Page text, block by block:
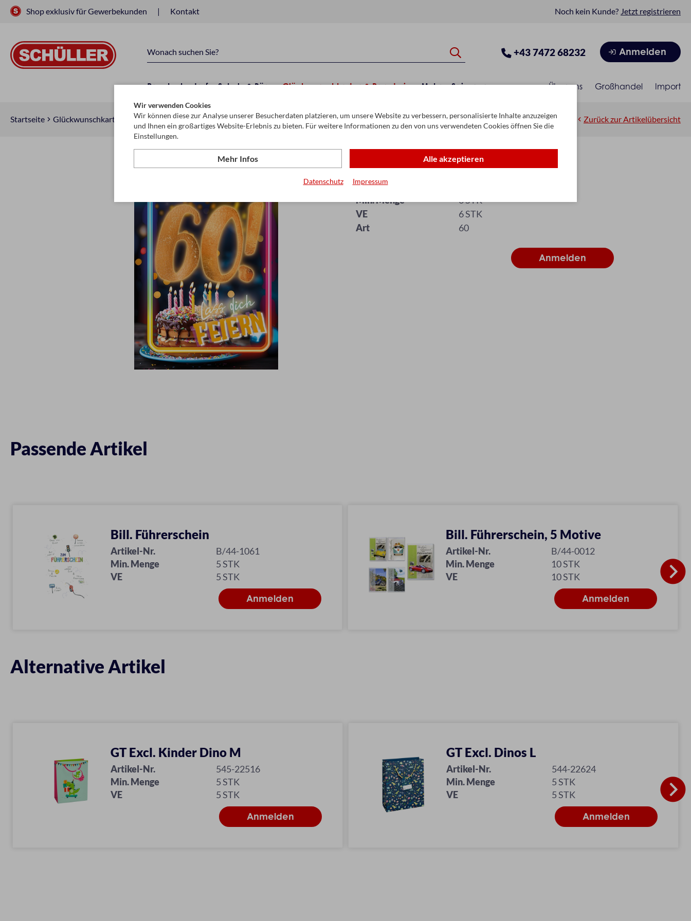
Shop exklusiv für Gewerbekunden Kontakt Noch kein Kunde? Jetzt registrieren
+43 7472 68232 Anmelden
Raucherbedarf Schule & Büro Glückwunschkarten & Papeterie Mehr Saisonen Über uns Großhandel Import
Startseite Glückwunschkarten & Papeterie Glückwunschkarten Kollektion Fixzahl Zurück zur Artikelübersicht
Bill. Fixzahl Party 60
Artikel-Nr.
Min. Menge
6 STK
VE
6 STK
Art
60
Passende Artikel
Bill. Führerschein
Artikel-Nr.
B/44-1061
Min. Menge
5 STK
VE
5 STK
Bill. Führerschein, 5 Motive
Artikel-Nr.
B/44-0012
Min. Menge
10 STK
VE
10 STK
Alternative Artikel
GT Excl. Kinder Dino M
Artikel-Nr.
545-22516
Min. Menge
5 STK
VE
5 STK
GT Excl. Dinos L
Artikel-Nr.
544-22624
Min. Menge
5 STK
VE
5 STK
Wir verwenden Cookies
Wir können diese zur Analyse unserer Besucherdaten platzieren, um unsere Website zu verbessern, personalisierte Inhalte anzuzeigen
und Ihnen ein großartiges Website-Erlebnis zu bieten. Für weitere Informationen zu den von uns verwendeten Cookies öffnen Sie die
Einstellungen.
Mehr Infos Alle akzeptieren
Datenschutz Impressum